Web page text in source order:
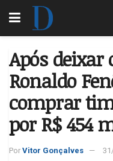
Após deixar
Ronaldo
comprar
por R$ 454
Por Vitor Gonçalves